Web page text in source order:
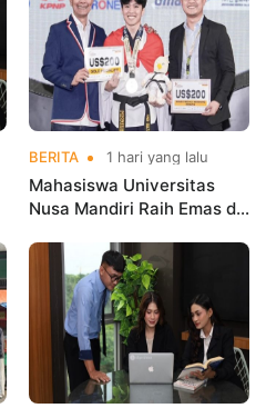
Taekwondo
BERITA 1 hari yang lalu
Mahasiswa Universitas
Nusa Mandiri Raih Emas di
Indonesia Open
Championships 2026